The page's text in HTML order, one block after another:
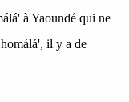
à Yaoundé qui ne
il y a de